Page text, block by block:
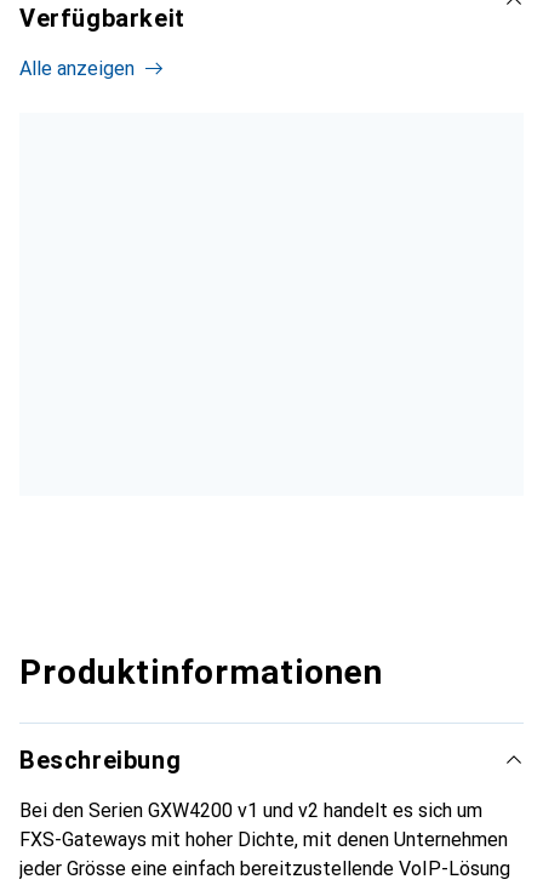
Verfügbarkeit
Alle anzeigen
Produktinformationen
Beschreibung
Bei den Serien GXW4200 v1 und v2 handelt es sich um
FXS-Gateways mit hoher Dichte, mit denen Unternehmen
jeder Grösse eine einfach bereitzustellende VoIP-Lösung